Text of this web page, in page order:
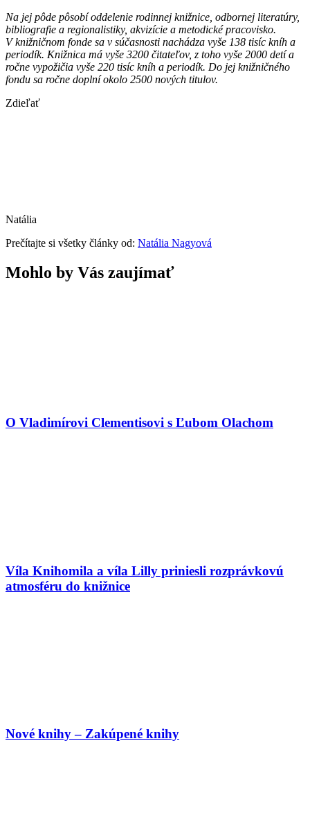
Na jej pôde pôsobí oddelenie rodinnej knižnice, odbornej literatúry,
bibliografie a regionalistiky, akvizície a metodické pracovisko.
V knižničnom fonde sa v súčasnosti nachádza vyše 138 tisíc kníh a
periodík. Knižnica má vyše 3200 čitateľov, z toho vyše 2000 detí a
ročne vypožičia vyše 220 tisíc kníh a periodík. Do jej knižničného
fondu sa ročne doplní okolo 2500 nových titulov.
Zdieľať
Natália
Prečítajte si všetky články od: Natália Nagyová
Mohlo by Vás zaujímať
O Vladimírovi Clementisovi s Ľubom Olachom
Víla Knihomila a víla Lilly priniesli rozprávkovú
atmosféru do knižnice
Nové knihy – Zakúpené knihy